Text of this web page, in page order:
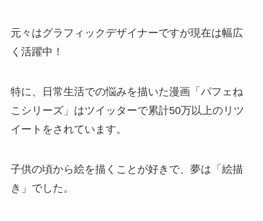
元々はグラフィックデザイナーですが現在は幅広
く活躍中！
特に、日常生活での悩みを描いた漫画「パフェね
こシリーズ」はツイッターで累計50万以上のリツ
イートをされています。
子供の頃から絵を描くことが好きで、夢は「絵描
き」でした。